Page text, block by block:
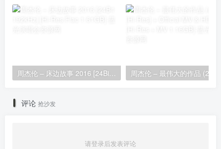
周杰伦 – 床边故事 2016 [24Bit 192kHz] [Hi-Res Flac 1.61GB]
评论 抢沙发
请登录后发表评论